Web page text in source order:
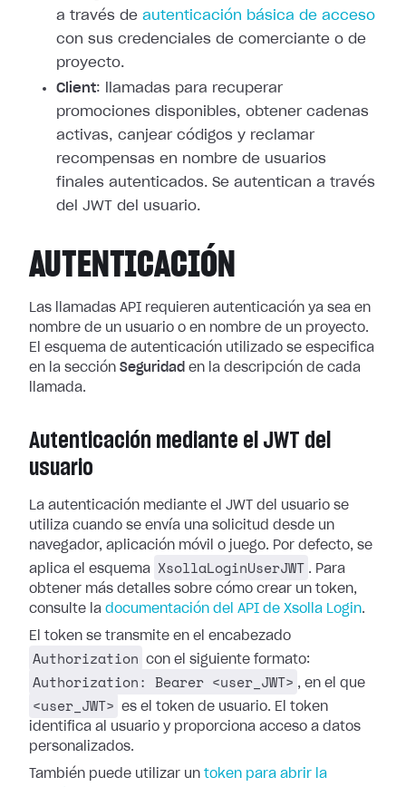
a través de autenticación básica de acceso
con sus credenciales de comerciante o de
proyecto.
Client: llamadas para recuperar
promociones disponibles, obtener cadenas
activas, canjear códigos y reclamar
recompensas en nombre de usuarios
finales autenticados. Se autentican a través
del JWT del usuario.
AUTENTICACIÓN
Las llamadas API requieren autenticación ya sea en
nombre de un usuario o en nombre de un proyecto.
El esquema de autenticación utilizado se especifica
en la sección Seguridad en la descripción de cada
llamada.
Autenticación mediante el JWT del
usuario
La autenticación mediante el JWT del usuario se
utiliza cuando se envía una solicitud desde un
navegador, aplicación móvil o juego. Por defecto, se
aplica el esquema
XsollaLoginUserJWT . Para
obtener más detalles sobre cómo crear un token,
consulte la documentación del API de Xsolla Login.
El token se transmite en el encabezado
Authorization con el siguiente formato:
Authorization: Bearer <user_JWT> , en el que
<user_JWT>
es el token de usuario. El token
identifica al usuario y proporciona acceso a datos
personalizados.
También puede utilizar un token para abrir la